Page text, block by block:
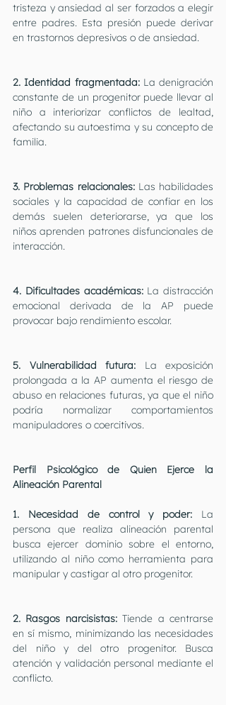
tristeza y ansiedad al ser forzados a elegir
entre padres. Esta presión puede derivar
en trastornos depresivos o de ansiedad.
2. Identidad fragmentada: La denigración
constante de un progenitor puede llevar al
niño a interiorizar conflictos de lealtad,
afectando su autoestima y su concepto de
familia.
3. Problemas relacionales: Las habilidades
sociales y la capacidad de confiar en los
demás suelen deteriorarse, ya que los
niños aprenden patrones disfuncionales de
interacción.
4. Dificultades académicas: La distracción
emocional derivada de la AP puede
provocar bajo rendimiento escolar.
5. Vulnerabilidad futura: La exposición
prolongada a la AP aumenta el riesgo de
abuso en relaciones futuras, ya que el niño
podría normalizar comportamientos
manipuladores o coercitivos.
Perfil Psicológico de Quien Ejerce la
Alineación Parental
1. Necesidad de control y poder: La
persona que realiza alineación parental
busca ejercer dominio sobre el entorno,
utilizando al niño como herramienta para
manipular y castigar al otro progenitor.
2. Rasgos narcisistas: Tiende a centrarse
en sí mismo, minimizando las necesidades
del niño y del otro progenitor. Busca
atención y validación personal mediante el
conflicto.